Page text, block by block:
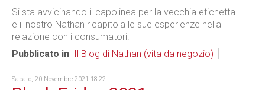
Si sta avvicinando il capolinea per la vecchia etichetta
e il nostro Nathan ricapitola le sue esperienze nella
relazione con i consumatori.
Pubblicato in
Il Blog di Nathan (vita da negozio)
Sabato, 20 Novembre 2021 18:22